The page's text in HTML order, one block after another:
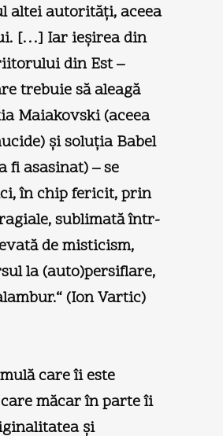
altei autorităţi, aceea
[…] Iar ieşirea din
din Est –
trebuie să aleagă
Maiakovski (aceea
şi soluţia Babel
fi asasinat) – se
în chip fericit, prin
sublimată într-
de misticism,
la (auto)persiflare,
(Ion Vartic)
care îi este
măcar în parte îi
şi